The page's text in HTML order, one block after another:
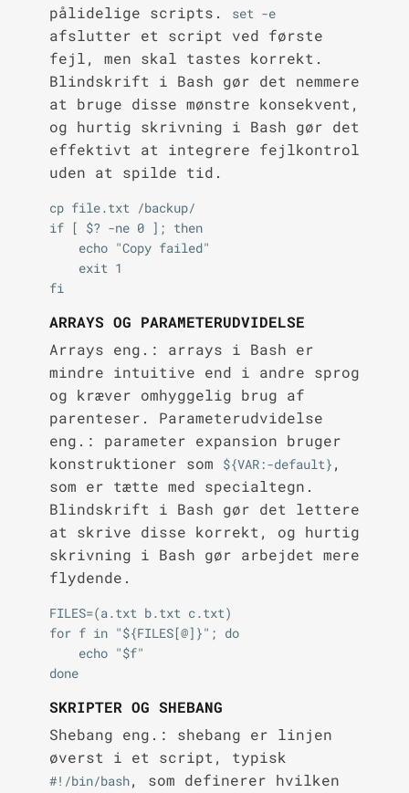
pålidelige scripts.
set -e
afslutter et script ved første
fejl, men skal tastes korrekt.
Blindskrift i Bash gør det nemmere
at bruge disse mønstre konsekvent,
og hurtig skrivning i Bash gør det
effektivt at integrere fejlkontrol
uden at spilde tid.
cp file.txt /backup/
if [ $? -ne 0 ]; then
ARRAYS OG PARAMETERUDVIDELSE
Arrays eng.: arrays i Bash er
mindre intuitive end i andre sprog
og kræver omhyggelig brug af
parenteser. Parameterudvidelse
eng.: parameter expansion bruger
konstruktioner som
${VAR:-default} ,
som er tætte med specialtegn.
Blindskrift i Bash gør det lettere
at skrive disse korrekt, og hurtig
skrivning i Bash gør arbejdet mere
flydende.
FILES=(a.txt b.txt c.txt)
for f in "${FILES[@]}"; do
done
SKRIPTER OG SHEBANG
Shebang eng.: shebang er linjen
øverst i et script, typisk
#!/bin/bash, som definerer hvilken